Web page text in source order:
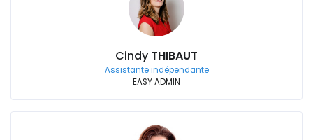
Cindy THIBAUT
Assistante indépendante
EASY ADMIN